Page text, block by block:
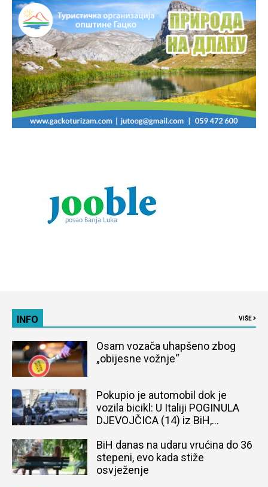
INFO VIŠE
Osam vozača uhapšeno zbog
„obijesne vožnje“
Pokupio je automobil dok je
vozila bicikl: U Italiji POGINULA
DJEVOJČICA (14) iz BiH,
BiH danas na udaru vrućina do 36
stepeni, evo kada stiže
osvježenje